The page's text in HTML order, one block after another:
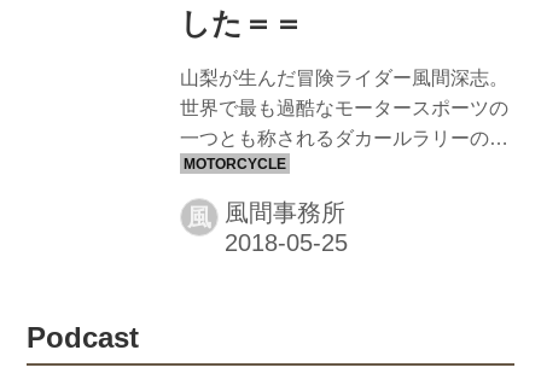
式ホームページ 世界的なオートバイ冒
険家・風間深志が発案した、オートバ
イによる独創的なツー...
した＝＝
山梨が生んだ冒険ライダー風間深志。
世界で最も過酷なモータースポーツの
一つとも称されるダカールラリーの
2018年大会に息子 間晋之介を選手とし
た「チーム風間」の監督として親子で
参戦し、見事に完走！ その軌跡をたど
風 風間事務所
Podcast